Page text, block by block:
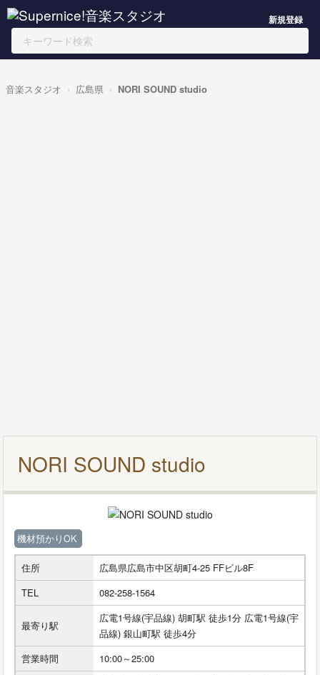
新規登録
音楽スタジオ 広島県 NORI SOUND studio
NORI SOUND studio
機材預かりOK
住所
広島県広島市中区胡町4-25 FFビル8F
TEL
082-258-1564
最寄り駅
広電1号線(宇品線) 胡町駅 徒歩1分 広電1号線(宇
品線) 銀山町駅 徒歩4分
営業時間
10:00～25:00